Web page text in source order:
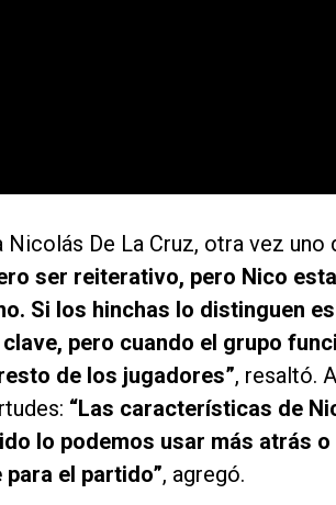
Nicolás De La Cruz, otra vez uno
ser reiterativo, pero Nico
Si los hinchas lo distinguen
pero cuando el grupo
de los jugadores”, resaltó.
“Las características de
lo podemos usar más atrás o
el partido”, agregó.